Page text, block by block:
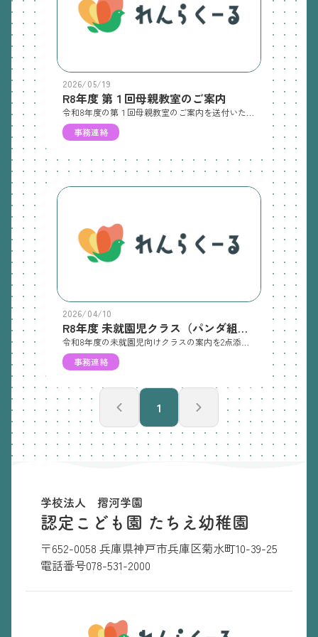
2026/05/19
R8年度 第１回母親教室のご案内
事務連絡
2026/04/10
R8年度 未就園児クラス（パンダ組・母親教室）のご案内
事務連絡
1
学校法人 摺河学園
認定こども園 たちえ幼稚園
〒652-0058 兵庫県神戸市兵庫区菊水町10-39-25
電話番号078-531-2000